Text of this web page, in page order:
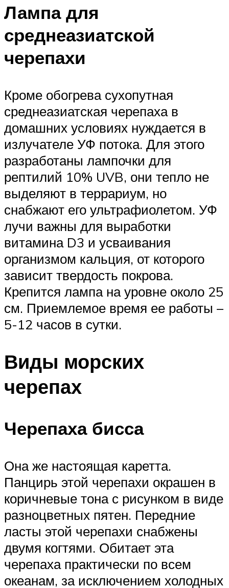
Лампа для
среднеазиатской
черепахи
Кроме обогрева сухопутная
среднеазиатская черепаха в
домашних условиях нуждается в
излучателе УФ потока. Для этого
разработаны лампочки для
рептилий 10% UVB, они тепло не
выделяют в террариум, но
снабжают его ультрафиолетом. УФ
лучи важны для выработки
витамина D3 и усваивания
организмом кальция, от которого
зависит твердость покрова.
Крепится лампа на уровне около 25
см. Приемлемое время ее работы –
5-12 часов в сутки.
Виды морских
черепах
Черепаха бисса
Она же настоящая каретта.
Панцирь этой черепахи окрашен в
коричневые тона с рисунком в виде
разноцветных пятен. Передние
ласты этой черепахи снабжены
двумя когтями. Обитает эта
черепаха практически по всем
океанам, за исключением холодных